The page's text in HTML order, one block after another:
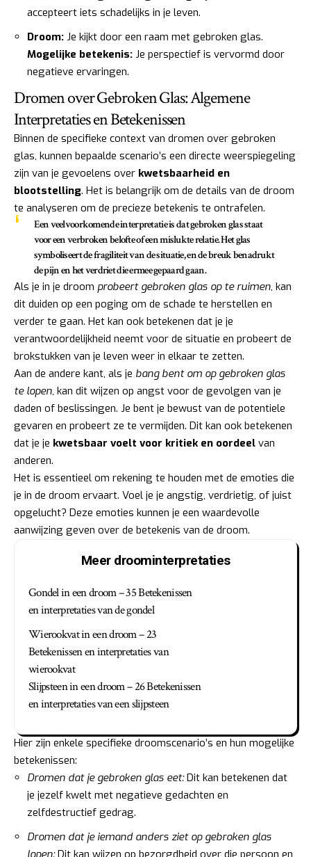
accepteert iets schadelijks in je leven.
Droom: Je kijkt door een raam met gebroken glas.
Mogelijke betekenis: Je perspectief is vervormd door
negatieve ervaringen.
Dromen over Gebroken Glas: Algemene
Interpretaties en Betekenissen
Binnen de specifieke context van dromen over gebroken
glas, kunnen bepaalde scenario’s een directe weerspiegeling
zijn van je gevoelens over kwetsbaarheid en
blootstelling. Het is belangrijk om de details van de droom
te analyseren om de precieze betekenis te ontrafelen.
Een veelvoorkomende interpretatie is dat gebroken glas staat
voor eenverbroken belofte of een mislukte relatie. Het glas
symboliseert de fragiliteit van de situatie, en de breuk benadrukt
de pijn en het verdriet die ermee gepaard gaan.
Als je in je droom probeert gebroken glas op te ruimen, kan
dit duiden op een poging om de schade te herstellen en
verder te gaan. Het kan ook betekenen dat je je
verantwoordelijkheid neemt voor de situatie en probeert de
brokstukken van je leven weer in elkaar te zetten.
Aan de andere kant, als je bang bent om op gebroken glas
te lopen, kan dit wijzen op angst voor de gevolgen van je
daden of beslissingen. Je bent je bewust van de potentiele
gevaren en probeert ze te vermijden. Dit kan ook betekenen
dat je je kwetsbaar voelt voor kritiek en oordeel van
anderen.
Het is essentieel om rekening te houden met de emoties die
je in de droom ervaart. Voel je je angstig, verdrietig, of juist
opgelucht? Deze emoties kunnen je een waardevolle
aanwijzing geven over de betekenis van de droom.
Meer droominterpretaties
Gondel in een droom – 35 Betekenissen
en interpretaties van de gondel
Wierookvat in een droom – 23
Betekenissen en interpretaties van
wierookvat
Slijpsteen in een droom – 26 Betekenissen
en interpretaties van een slijpsteen
Hier zijn enkele specifieke droomscenario’s en hun mogelijke
betekenissen:
Dromen dat je gebroken glas eet:Dit kan betekenen dat
je jezelf kwelt met negatieve gedachten en
zelfdestructief gedrag.
Dromen dat je iemand anders ziet op gebroken glas
lopen:Dit kan wijzen op bezorgdheid over die persoon en